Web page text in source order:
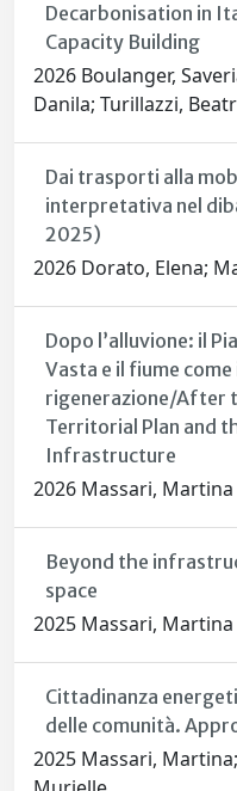
Decarbonisation in
Capacity Building
2026 Boulanger,
Danila; Turillazzi,
Dai trasporti alla
interpretativa nel
2025)
2026 Dorato, Elena;
Dopo l’alluvione: il
Vasta e il fiume
rigenerazione/After
Territorial Plan and
Infrastructure
2026 Massari, Martina
Beyond the
space
2025 Massari, Martina
Cittadinanza
delle comunità.
2025 Massari,